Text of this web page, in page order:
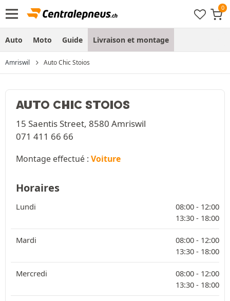
Auto Moto Guide Livraison et montage
Amriswil Auto Chic Stoios
AUTO CHIC STOIOS
15 Saentis Street, 8580 Amriswil
071 411 66 66
Montage effectué : Voiture
Horaires
Lundi 08:00 - 12:00
13:30 - 18:00
Mardi 08:00 - 12:00
13:30 - 18:00
Mercredi 08:00 - 12:00
13:30 - 18:00